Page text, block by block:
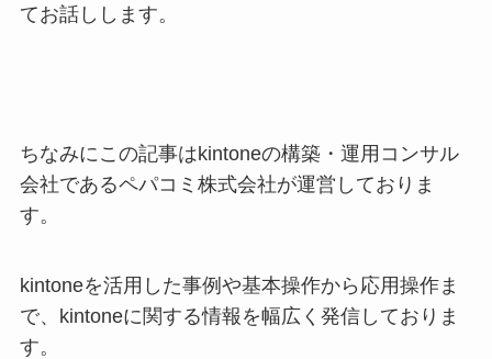
てお話しします。
ちなみにこの記事はkintoneの構築・運用コンサル
会社であるペパコミ株式会社が運営しておりま
す。
kintoneを活用した事例や基本操作から応用操作ま
で、kintoneに関する情報を幅広く発信しておりま
す。